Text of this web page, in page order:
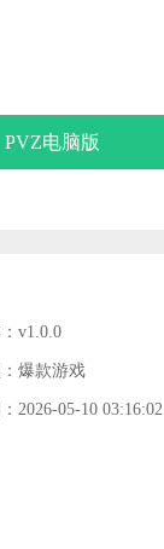
PVZ电脑版
v1.0.0
爆款游戏
2026-05-10 03:16:02